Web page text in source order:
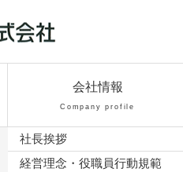
株
会社情報
Company profile
社長挨拶
経営理念・役職員行動規範